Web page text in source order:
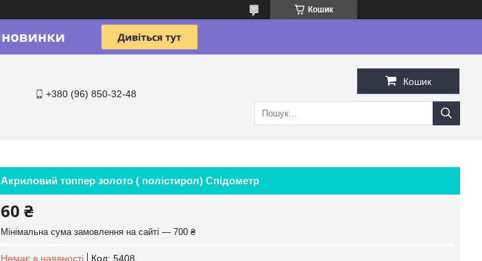
Кошик
+380 (96) 850-32-48
Кошик
Акриловий топпер золото ( полістирол) Спідометр
60 ₴
Мінімальна сума замовлення на сайті — 700 ₴
Немає в наявності Код: 5408